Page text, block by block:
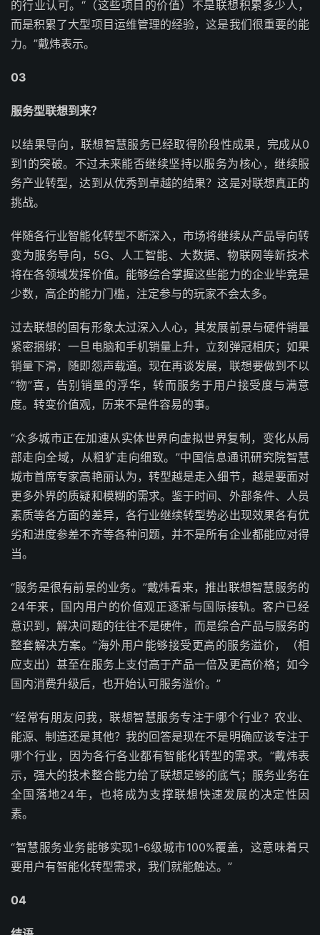
的行业认可。“（这些项目的价值）不是联想积累多少人，
而是积累了大型项目运维管理的经验，这是我们很重要的能
力。”戴炜表示。
03
服务型联想到来？
以结果导向，联想智慧服务已经取得阶段性成果，完成从0
到1的突破。不过未来能否继续坚持以服务为核心，继续服
务产业转型，达到从优秀到卓越的结果？这是对联想真正的
挑战。
伴随各行业智能化转型不断深入，市场将继续从产品导向转
变为服务导向，5G、人工智能、大数据、物联网等新技术
将在各领域发挥价值。能够综合掌握这些能力的企业毕竟是
少数，高企的能力门槛，注定参与的玩家不会太多。
过去联想的固有形象太过深入人心，其发展前景与硬件销量
紧密捆绑：一旦电脑和手机销量上升，立刻弹冠相庆；如果
销量下滑，随即怨声载道。现在再谈发展，联想要做到不以
“物”喜，告别销量的浮华，转而服务于用户接受度与满意
度。转变价值观，历来不是件容易的事。
“众多城市正在加速从实体世界向虚拟世界复制，变化从局
部走向全域，从粗犷走向细致。”中国信息通讯研究院智慧
城市首席专家高艳丽认为，转型越是走入细节，越是要面对
更多外界的质疑和模糊的需求。鉴于时间、外部条件、人员
素质等各方面的差异，各行业继续转型势必出现效果各有优
劣和进度参差不齐等各种问题，并不是所有企业都能应对得
当。
“服务是很有前景的业务。”戴炜看来，推出联想智慧服务的
24年来，国内用户的价值观正逐渐与国际接轨。客户已经
意识到，解决问题的往往不是硬件，而是综合产品与服务的
整套解决方案。“海外用户能够接受更高的服务溢价，（相
应支出）甚至在服务上支付高于产品一倍及更高价格；如今
国内消费升级后，也开始认可服务溢价。”
“经常有朋友问我，联想智慧服务专注于哪个行业？农业、
能源、制造还是其他？我的回答是现在不是明确应该专注于
哪个行业，因为各行各业都有智能化转型的需求。”戴炜表
示，强大的技术整合能力给了联想足够的底气；服务业务在
全国落地24年，也将成为支撑联想快速发展的决定性因
素。
“智慧服务业务能够实现1-6级城市100%覆盖，这意味着只
要用户有智能化转型需求，我们就能触达。”
04